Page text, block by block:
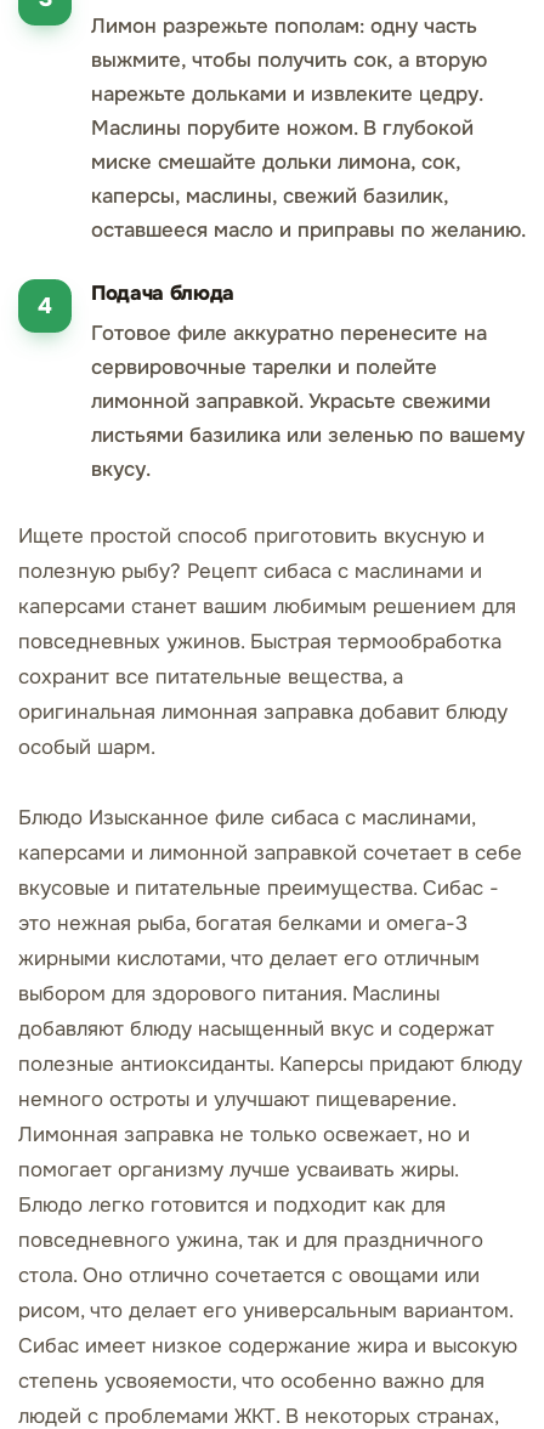
Лимон разрежьте пополам: одну часть
выжмите, чтобы получить сок, а вторую
нарежьте дольками и извлеките цедру.
Маслины порубите ножом. В глубокой
миске смешайте дольки лимона, сок,
каперсы, маслины, свежий базилик,
оставшееся масло и приправы по желанию.
Подача блюда
Готовое филе аккуратно перенесите на
сервировочные тарелки и полейте
лимонной заправкой. Украсьте свежими
листьями базилика или зеленью по вашему
вкусу.
Ищете простой способ приготовить вкусную и
полезную рыбу? Рецепт сибаса с маслинами и
каперсами станет вашим любимым решением для
повседневных ужинов. Быстрая термообработка
сохранит все питательные вещества, а
оригинальная лимонная заправка добавит блюду
особый шарм.
Блюдо Изысканное филе сибаса с маслинами,
каперсами и лимонной заправкой сочетает в себе
вкусовые и питательные преимущества. Сибас -
это нежная рыба, богатая белками и омега-3
жирными кислотами, что делает его отличным
выбором для здорового питания. Маслины
добавляют блюду насыщенный вкус и содержат
полезные антиоксиданты. Каперсы придают блюду
немного остроты и улучшают пищеварение.
Лимонная заправка не только освежает, но и
помогает организму лучше усваивать жиры.
Блюдо легко готовится и подходит как для
повседневного ужина, так и для праздничного
стола. Оно отлично сочетается с овощами или
рисом, что делает его универсальным вариантом.
Сибас имеет низкое содержание жира и высокую
степень усвояемости, что особенно важно для
людей с проблемами ЖКТ. В некоторых странах,